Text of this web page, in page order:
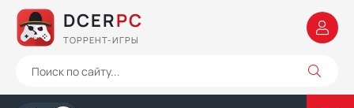
DCERPC
ТОРРЕНТ-ИГРЫ